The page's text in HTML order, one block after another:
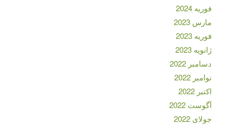
فوریه 2024
مارس 2023
فوریه 2023
ژانویه 2023
دسامبر 2022
نوامبر 2022
اکتبر 2022
آگوست 2022
جولای 2022